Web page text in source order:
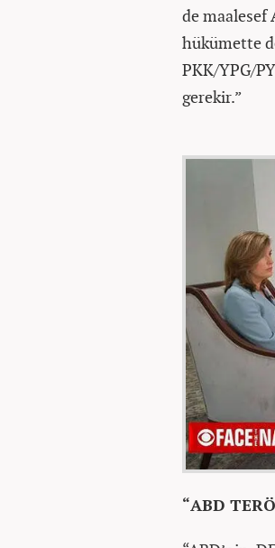
de maalesef
hükümette
PKK/YPG/
gerekir.”
“ABD